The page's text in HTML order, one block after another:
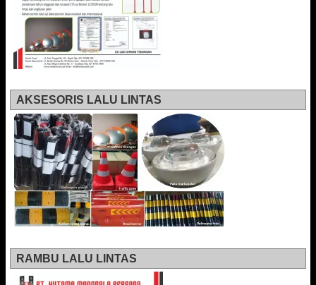
AKSESORIS LALU LINTAS
RAMBU LALU LINTAS